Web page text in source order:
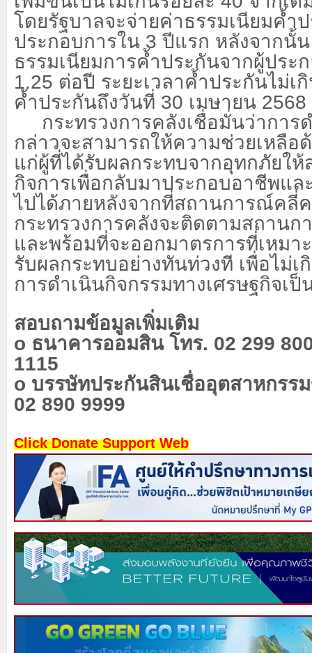
โดยรัฐบาลจะจ่ายค่าธรรมเนียมค้ำ
ประกอบการใน 3 ปีแรก หลังจากนั้
ธรรมเนียมการค้ำประกันจากผู้ประ
1.25 ต่อปี ระยะเวลาค้ำประกันไม่เ
ค้ำประกันถึงวันที่ 30 เมษายน 2568
กระทรวงการคลังเชื่อมั่นว่าการ
กล่าวจะสามารถให้ความช่วยเหลือ
แก่ผู้ที่ได้รับผลกระทบจากอุทกภัยใ
กิจการเพื่อกลับมาประกอบอาชีพแล
ไปได้ภายหลังจากที่สถานการณ์คลี่
กระทรวงการคลังจะติดตามสถาน
และพร้อมที่จะออกมาตรการที่เหมา
รับผลกระทบอย่างทันท่วงที เพื่อไม่เ
การดำเนินกิจกรรมทางเศรษฐกิจเป็
สอบถามข้อมูลเพิ่มเติม
o ธนาคารออมสิน โทร. 02 299
1115
o บรรษัทประกันสินเชื่ออุตสาหกรร
02 890 9999
Click Donate Support Web